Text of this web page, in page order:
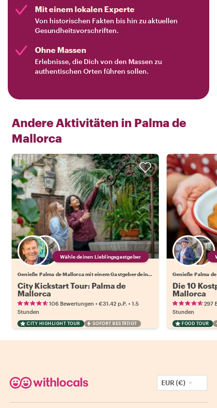
Mit einem lokalen Experte
Von historischen Fakten bis hin zu aktuellen
Gesundheitsvorschriften.
Ohne Massen
Erlebnisse, die Dich von den Massen zu
authentischen Orten führen sollen.
Andere Aktivitäten in Palma de
Mallorca
Wähle deinen Lieblingsgastgeber
Genieße Palma de Mallorca mit einem Gastgeber deiner Wahl
City Kickstart Tour: Palma de
Mallorca
106 Bewertungen • €31.42 p.P. • 1.5
Stunden
CITY HIGHLIGHT TOUR SOFORT BESTÄTIGT
Die 10
Mallorca
297
Stunden
FOOD TOUR
EUR (€)